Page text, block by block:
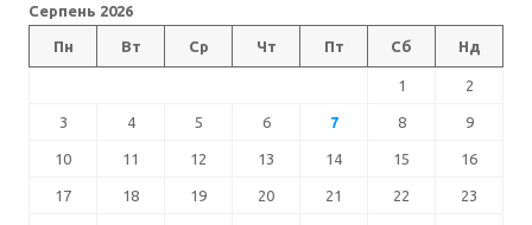
Серпень 2026
Пн Вт Ср Чт Пт Сб Нд
1 2
3 4 5 6 7 8 9
10 11 12 13 14 15 16
17 18 19 20 21 22 23